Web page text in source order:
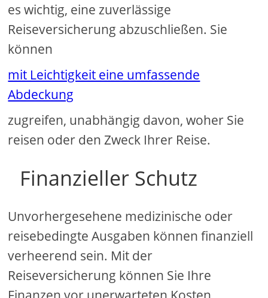
es wichtig, eine zuverlässige
Reiseversicherung abzuschließen. Sie
können
mit Leichtigkeit eine umfassende
Abdeckung
zugreifen, unabhängig davon, woher Sie
reisen oder den Zweck Ihrer Reise.
Finanzieller Schutz
Unvorhergesehene medizinische oder
reisebedingte Ausgaben können finanziell
verheerend sein. Mit der
Reiseversicherung können Sie Ihre